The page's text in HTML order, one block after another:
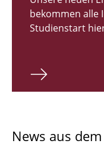
Bachelor
Master
bekommen alle
Studienstart
News aus